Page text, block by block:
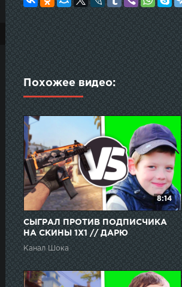
Похожее видео:
8:14
СЫГРАЛ ПРОТИВ ПОДПИСЧИКА
НА СКИНЫ 1Х1 // ДАРЮ
ПОДПИСЧИКАМ СКИНЫ ЗА
ПОБЕДУ l CS:GO
Канал Шока